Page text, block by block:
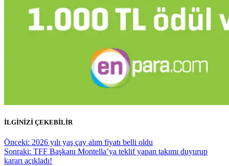
İLGİNİZİ ÇEKEBİLİR
Yazı
gezinmesi
Önceki: 2026 yılı yaş çay alım fiyatı belli oldu
Sonraki: TFF Başkanı Montella’ya teklif yapan takımı duyurup
kararı açıkladı!